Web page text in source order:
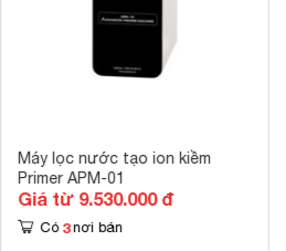
Máy lọc nước tạo ion kiềm
Primer APM-01
Giá từ 9.530.000 đ
Có 3 nơi bán